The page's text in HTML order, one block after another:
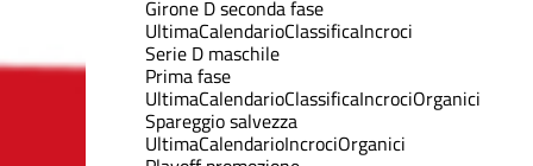
Girone D seconda fase
UltimaCalendarioClassificaIncroci
Serie D maschile
Prima fase
UltimaCalendarioClassificaIncrociOrganici
Spareggio salvezza
UltimaCalendarioIncrociOrganici